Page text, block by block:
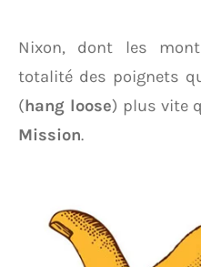
Nixon, dont les
totalité des poignets
(hang loose) plus vite
Mission.